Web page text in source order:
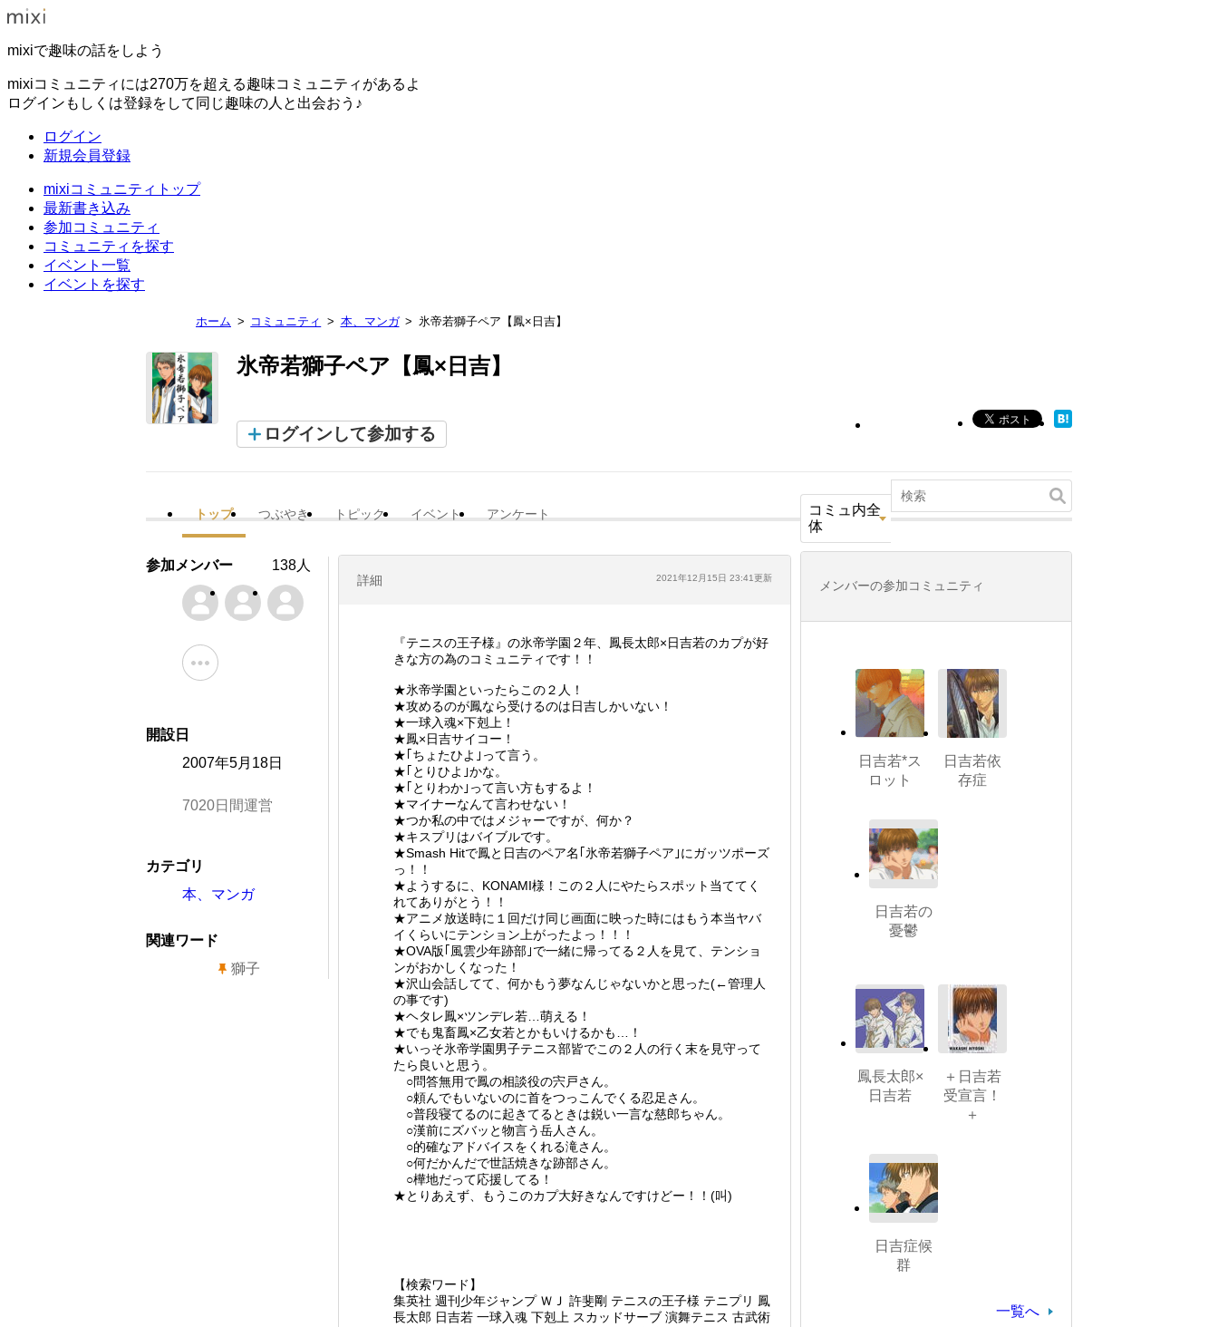
mixiで趣味の話をしよう
mixiコミュニティには270万を超える趣味コミュニティがあるよ
ログインもしくは登録をして同じ趣味の人と出会おう♪
ログイン
新規会員登録
mixiコミュニティトップ
最新書き込み
参加コミュニティ
コミュニティを探す
イベント一覧
イベントを探す
ホーム コミュニティ 本、マンガ 氷帝若獅子ペア【鳳×日吉】
氷帝若獅子ペア【鳳×日吉】
ログインして参加する
トップ つぶやき トピック イベント アンケート
コミュ内全
体
詳細 2021年12月15日 23:41更新
『テニスの王子様』の氷帝学園２年、鳳長太郎×日吉若のカプが好
きな方の為のコミュニティです！！
★氷帝学園といったらこの２人！
★攻めるのが鳳なら受けるのは日吉しかいない！
★一球入魂×下剋上！
★鳳×日吉サイコー！
★｢ちょたひよ｣って言う。
★｢とりひよ｣かな。
★｢とりわか｣って言い方もするよ！
★マイナーなんて言わせない！
★つか私の中ではメジャーですが、何か？
★キスプリはバイブルです。
★Smash Hitで鳳と日吉のペア名｢氷帝若獅子ペア｣にガッツポーズ
っ！！
★ようするに、KONAMI様！この２人にやたらスポット当ててく
れてありがとう！！
★アニメ放送時に１回だけ同じ画面に映った時にはもう本当ヤバ
イくらいにテンション上がったよっ！！！
★OVA版｢風雲少年跡部｣で一緒に帰ってる２人を見て、テンショ
ンがおかしくなった！
★沢山会話してて、何かもう夢なんじゃないかと思った(←管理人
の事です)
★ヘタレ鳳×ツンデレ若…萌える！
★でも鬼畜鳳×乙女若とかもいけるかも…！
★いっそ氷帝学園男子テニス部皆でこの２人の行く末を見守って
たら良いと思う。
○問答無用で鳳の相談役の宍戸さん。
○頼んでもいないのに首をつっこんでくる忍足さん。
○普段寝てるのに起きてるときは鋭い一言な慈郎ちゃん。
○漢前にズバッと物言う岳人さん。
○的確なアドバイスをくれる滝さん。
○何だかんだで世話焼きな跡部さん。
○樺地だって応援してる！
★とりあえず、もうこのカプ大好きなんですけどー！！(叫)
【検索ワード】
集英社 週刊少年ジャンプ ＷＪ 許斐剛 テニスの王子様 テニプリ 鳳
長太郎 日吉若 一球入魂 下剋上 スカッドサーブ 演舞テニス 古武術
参加メンバー 138人
開設日
2007年5月18日
7020日間運営
カテゴリ
本、マンガ
関連ワード
獅子
メンバーの参加コミュニティ
日吉若*ス
ロット
日吉若依
存症
日吉若の
憂鬱
鳳長太郎×
日吉若
＋日吉若
受宣言！
＋
日吉症候
群
一覧へ